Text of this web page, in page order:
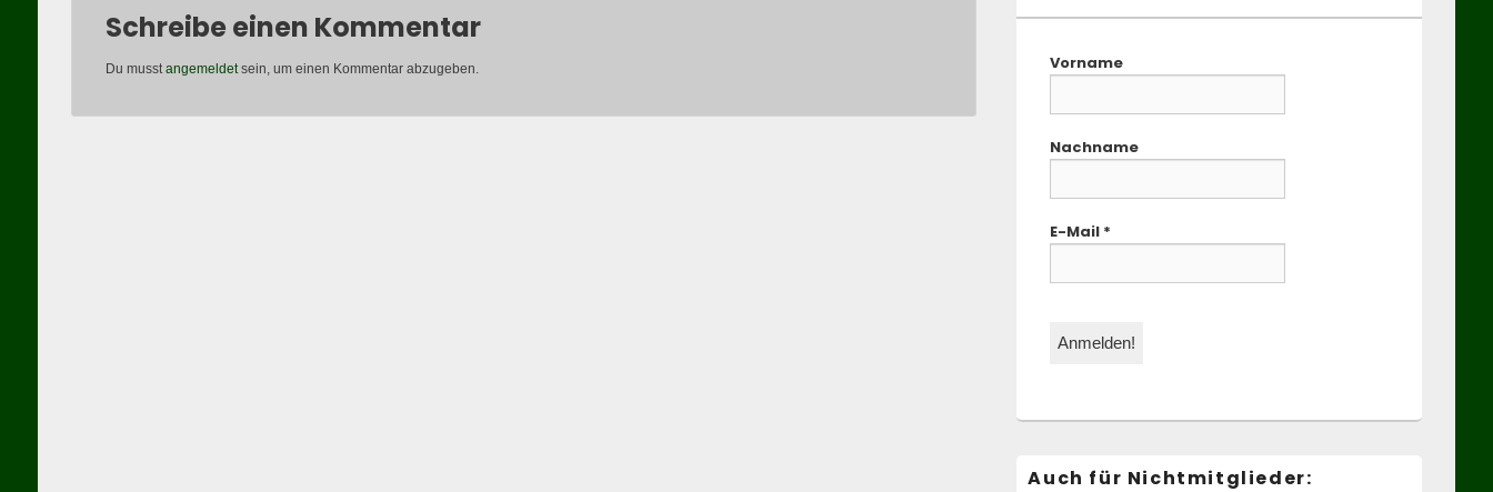
Schreibe einen Kommentar
Du musstangemeldetsein, um einen Kommentar abzugeben. Vorname
Nachname
E-Mail *
Auch für Nichtmitglieder: